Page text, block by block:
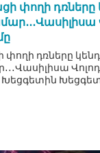
փողի
փողի դռները